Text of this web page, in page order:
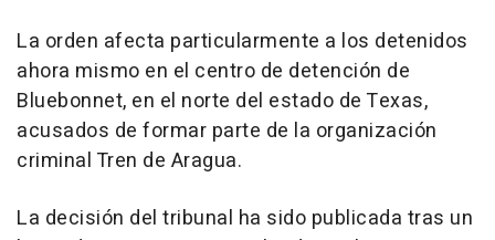
La orden afecta particularmente a los detenidos
ahora mismo en el centro de detención de
Bluebonnet, en el norte del estado de Texas,
acusados de formar parte de la organización
criminal Tren de Aragua.
La decisión del tribunal ha sido publicada tras un